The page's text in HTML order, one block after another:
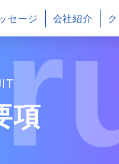
セージ 会社紹介
項